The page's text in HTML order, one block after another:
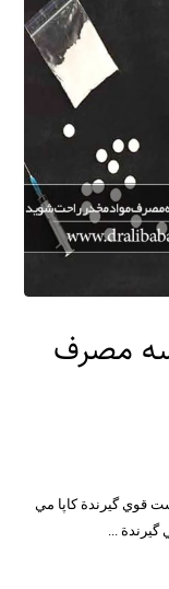
مصرف
قوي گيرندة کاپا مي
گيرندة ...